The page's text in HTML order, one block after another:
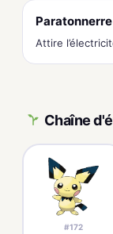
Paratonnerre
Attire
Chaîne
#172